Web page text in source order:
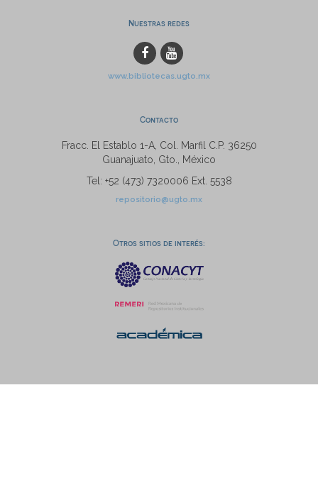
Nuestras redes
www.bibliotecas.ugto.mx
Contacto
Fracc. El Establo 1-A, Col. Marfil C.P. 36250
Guanajuato, Gto., México
Tel: +52 (473) 7320006 Ext. 5538
repositorio@ugto.mx
Otros sitios de interés: